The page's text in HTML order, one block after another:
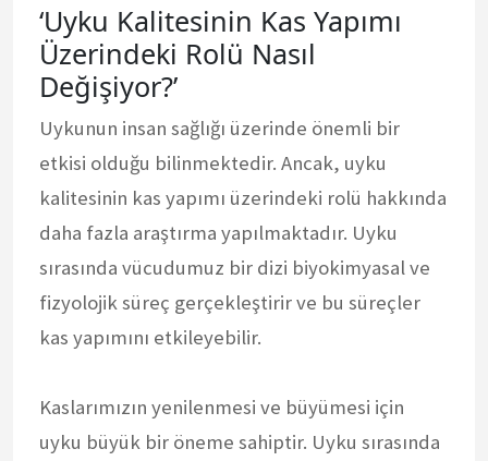
‘Uyku Kalitesinin Kas Yapımı
Üzerindeki Rolü Nasıl
Değişiyor?’
Uykunun insan sağlığı üzerinde önemli bir
etkisi olduğu bilinmektedir. Ancak, uyku
kalitesinin kas yapımı üzerindeki rolü hakkında
daha fazla araştırma yapılmaktadır. Uyku
sırasında vücudumuz bir dizi biyokimyasal ve
fizyolojik süreç gerçekleştirir ve bu süreçler
kas yapımını etkileyebilir.
Kaslarımızın yenilenmesi ve büyümesi için
uyku büyük bir öneme sahiptir. Uyku sırasında